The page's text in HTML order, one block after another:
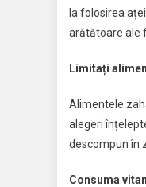
la folosirea
arătătoare ale
Limitați
Alimentele
alegeri
descompun în
Consuma